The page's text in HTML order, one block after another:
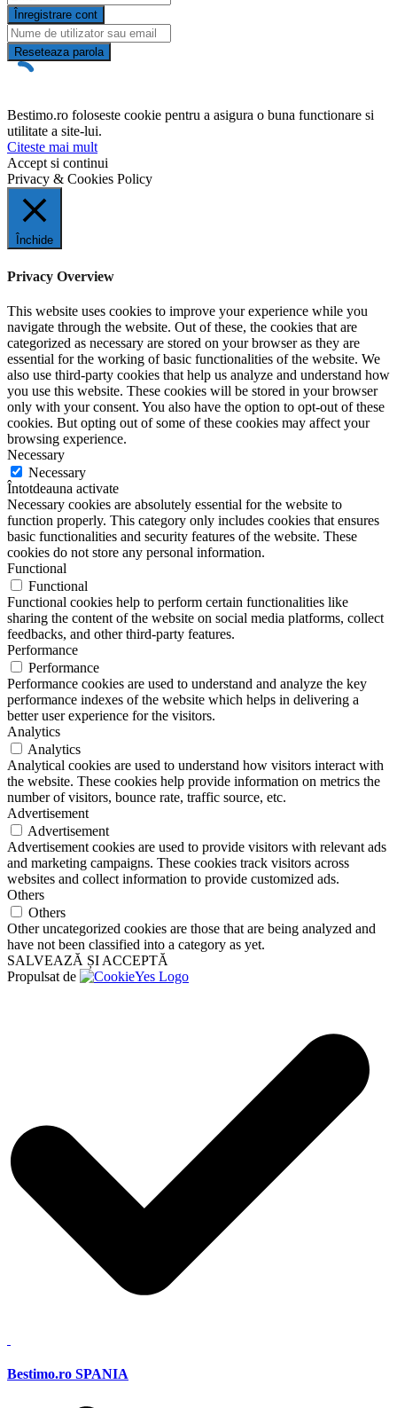
Înregistrare cont
Reseteaza parola
Bestimo.ro foloseste cookie pentru a asigura o buna functionare si
utilitate a site-lui.
Citeste mai mult
Accept si continui
Privacy & Cookies Policy
Închide
Privacy Overview
This website uses cookies to improve your experience while you
navigate through the website. Out of these, the cookies that are
categorized as necessary are stored on your browser as they are
essential for the working of basic functionalities of the website. We
also use third-party cookies that help us analyze and understand how
you use this website. These cookies will be stored in your browser
only with your consent. You also have the option to opt-out of these
cookies. But opting out of some of these cookies may affect your
browsing experience.
Necessary
Necessary
Întotdeauna activate
Necessary cookies are absolutely essential for the website to
function properly. This category only includes cookies that ensures
basic functionalities and security features of the website. These
cookies do not store any personal information.
Functional
Functional
Functional cookies help to perform certain functionalities like
sharing the content of the website on social media platforms, collect
feedbacks, and other third-party features.
Performance
Performance
Performance cookies are used to understand and analyze the key
performance indexes of the website which helps in delivering a
better user experience for the visitors.
Analytics
Analytics
Analytical cookies are used to understand how visitors interact with
the website. These cookies help provide information on metrics the
number of visitors, bounce rate, traffic source, etc.
Advertisement
Advertisement
Advertisement cookies are used to provide visitors with relevant ads
and marketing campaigns. These cookies track visitors across
websites and collect information to provide customized ads.
Others
Others
Other uncategorized cookies are those that are being analyzed and
have not been classified into a category as yet.
SALVEAZĂ ȘI ACCEPTĂ
Propulsat de
Bestimo.ro SPANIA